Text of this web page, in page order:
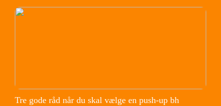
Tre gode råd når du skal vælge en push-up bh